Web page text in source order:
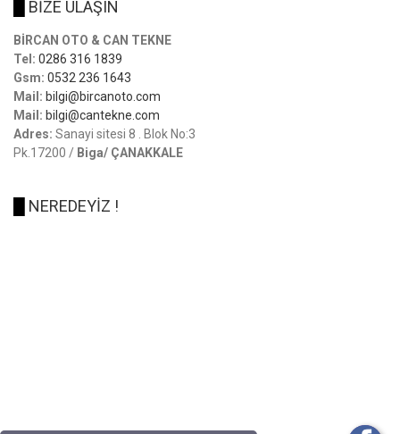
BİZE ULAŞIN
BİRCAN OTO & CAN TEKNE
Tel: 0286 316 1839
Gsm: 0532 236 1643
Mail: bilgi@bircanoto.com
Mail: bilgi@cantekne.com
Adres: Sanayi sitesi 8 . Blok No:3
Pk.17200 / Biga/ ÇANAKKALE
NEREDEYİZ !